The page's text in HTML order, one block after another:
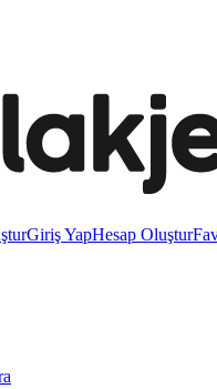
Giriş YapHesap Oluştur